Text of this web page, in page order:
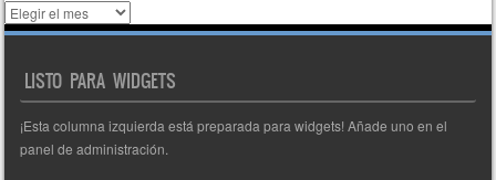
Histórico
de
LISTO PARA WIDGETS
¡Esta columna izquierda está preparada para widgets! Añade uno en el
panel de administración.